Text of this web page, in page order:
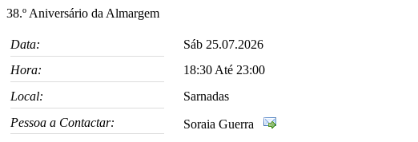
38.º Aniversário da Almargem
Data:
Sáb 25.07.2026
Hora:
18:30 Até 23:00
Local:
Sarnadas
Pessoa a Contactar:
Soraia Guerra